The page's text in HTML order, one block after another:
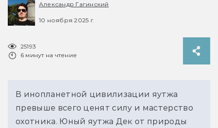
Александр Гагинский
10 ноября 2025 г.
25193
6 минут на чтение
В инопланетной цивилизации яутжа
превыше всего ценят силу и мастерство
охотника. Юный яутжа Дек от природы